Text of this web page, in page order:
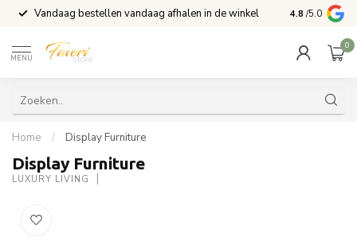
Vandaag bestellen vandaag afhalen in de winkel Voor 15:00
4.8 /5.0
MENU
0
Home / Display Furniture
Display Furniture
LUXURY LIVING